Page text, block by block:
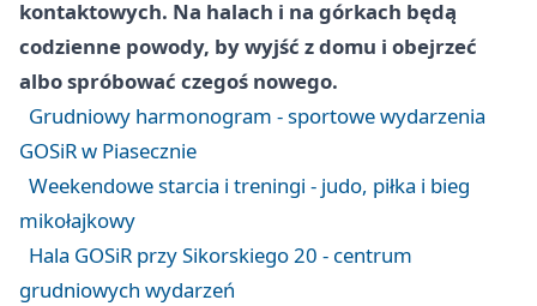
kontaktowych. Na halach i na górkach będą
codzienne powody, by wyjść z domu i obejrzeć
albo spróbować czegoś nowego.
Grudniowy harmonogram - sportowe wydarzenia
GOSiR w Piasecznie
Weekendowe starcia i treningi - judo, piłka i bieg
mikołajkowy
Hala GOSiR przy Sikorskiego 20 - centrum
grudniowych wydarzeń